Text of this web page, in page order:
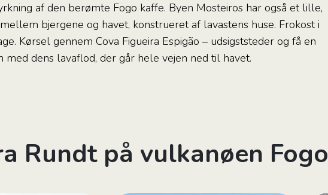
af den berømte Fogo kaffe. Byen Mosteiros har også et lille,
bjergene og havet, konstrueret af lavastens huse. Frokost i
Kørsel gennem Cova Figueira Espigão – udsigststeder og få en
dens lavaflod, der går hele vejen ned til havet.
Rundt på vulkanøen Fogo